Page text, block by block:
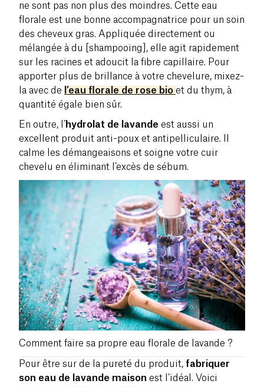
ne sont pas non plus des moindres. Cette eau
florale est une bonne accompagnatrice pour un soin
des cheveux gras. Appliquée directement ou
mélangée à du [shampooing], elle agit rapidement
sur les racines et adoucit la fibre capillaire. Pour
apporter plus de brillance à votre chevelure, mixez-
la avec de l’eau florale de rose bio et du thym, à
quantité égale bien sûr.
En outre, l’ hydrolat de lavande est aussi un
excellent produit anti-poux et antipelliculaire. Il
calme les démangeaisons et soigne votre cuir
chevelu en éliminant l’excès de sébum.
Comment faire sa propre eau florale de lavande ?
Pour être sur de la pureté du produit, fabriquer
son eau de lavande maison est l’idéal. Voici